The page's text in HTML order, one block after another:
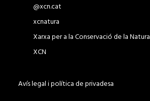
@xcn.cat
xcnatura
Xarxa per a la Conservació de la Natura
XCN
Avís legal i política de privadesa